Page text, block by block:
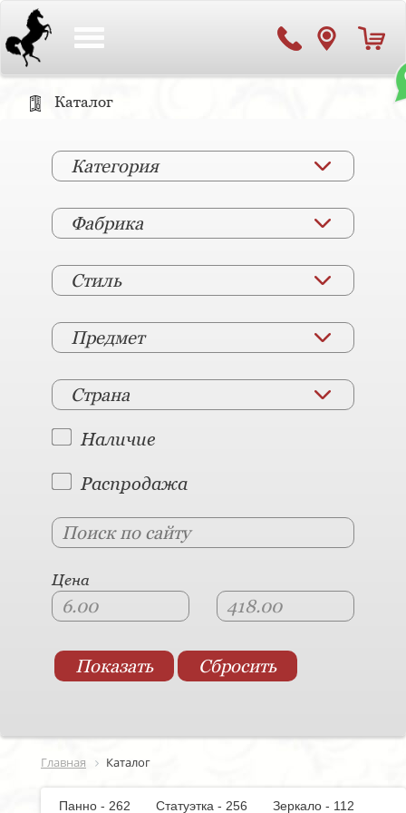
Каталог
Категория
Фабрика
Стиль
Предмет
Страна
Наличие
Распродажа
Цена
Главная Каталог
Панно - 262 Статуэтка - 256
Зеркало - 112